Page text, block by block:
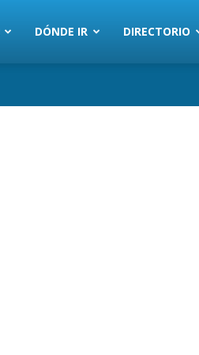
DÓNDE IR DIRECTORIO